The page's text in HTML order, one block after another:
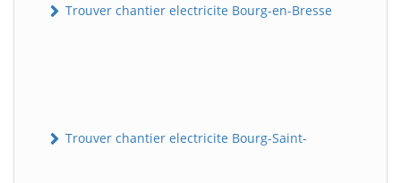
Trouver chantier electricite Bourg-en-Bresse
Trouver chantier electricite Bourg-Saint-